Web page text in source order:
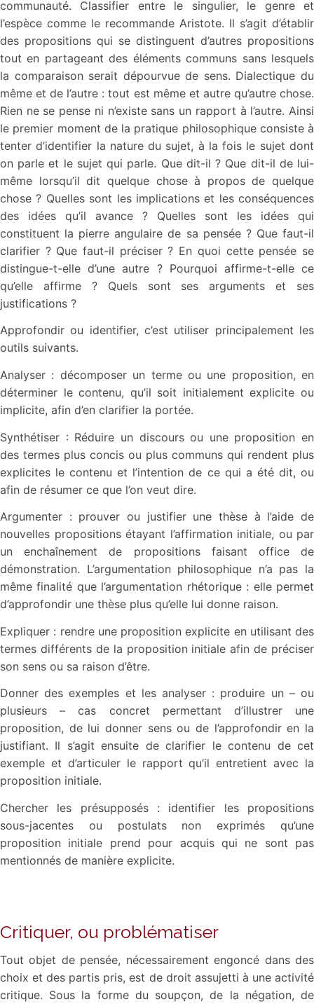
communauté. Classifier entre le singulier, le genre et
l’espèce comme le recommande Aristote. Il s’agit d’établir
des propositions qui se distinguent d’autres propositions
tout en partageant des éléments communs sans lesquels
la comparaison serait dépourvue de sens. Dialectique du
même et de l’autre : tout est même et autre qu’autre chose.
Rien ne se pense ni n’existe sans un rapport à l’autre. Ainsi
le premier moment de la pratique philosophique consiste à
tenter d’identifier la nature du sujet, à la fois le sujet dont
on parle et le sujet qui parle. Que dit-il ? Que dit-il de lui-
même lorsqu’il dit quelque chose à propos de quelque
chose ? Quelles sont les implications et les conséquences
des idées qu’il avance ? Quelles sont les idées qui
constituent la pierre angulaire de sa pensée ? Que faut-il
clarifier ? Que faut-il préciser ? En quoi cette pensée se
distingue-t-elle d’une autre ? Pourquoi affirme-t-elle ce
qu’elle affirme ? Quels sont ses arguments et ses
justifications ?
Approfondir ou identifier, c’est utiliser principalement les
outils suivants.
Analyser : décomposer un terme ou une proposition, en
déterminer le contenu, qu’il soit initialement explicite ou
implicite, afin d’en clarifier la portée.
Synthétiser : Réduire un discours ou une proposition en
des termes plus concis ou plus communs qui rendent plus
explicites le contenu et l’intention de ce qui a été dit, ou
afin de résumer ce que l’on veut dire.
Argumenter : prouver ou justifier une thèse à l’aide de
nouvelles propositions étayant l’affirmation initiale, ou par
un enchaînement de propositions faisant office de
démonstration. L’argumentation philosophique n’a pas la
même finalité que l’argumentation rhétorique : elle permet
d’approfondir une thèse plus qu’elle lui donne raison.
Expliquer : rendre une proposition explicite en utilisant des
termes différents de la proposition initiale afin de préciser
son sens ou sa raison d’être.
Donner des exemples et les analyser : produire un – ou
plusieurs – cas concret permettant d’illustrer une
proposition, de lui donner sens ou de l’approfondir en la
justifiant. Il s’agit ensuite de clarifier le contenu de cet
exemple et d’articuler le rapport qu’il entretient avec la
proposition initiale.
Chercher les présupposés : identifier les propositions
sous-jacentes ou postulats non exprimés qu’une
proposition initiale prend pour acquis qui ne sont pas
mentionnés de manière explicite.
Critiquer, ou problématiser
Tout objet de pensée, nécessairement engoncé dans des
choix et des partis pris, est de droit assujetti à une activité
critique. Sous la forme du soupçon, de la négation, de